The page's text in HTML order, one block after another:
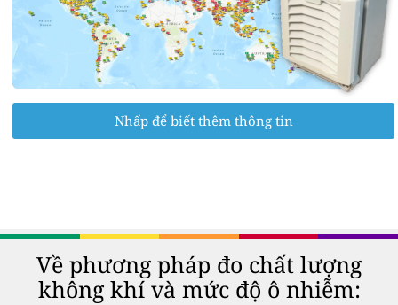
Nhấp để biết thêm thông tin
Về phương pháp đo chất lượng
không khí và mức độ ô nhiễm: